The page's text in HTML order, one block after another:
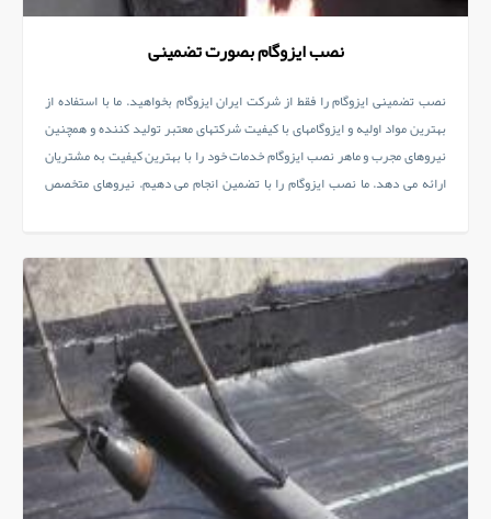
نصب ایزوگام بصورت تضمینی
نصب تضمینی ایزوگام را فقط از شرکت ایران ایزوگام بخواهید. ما با استفاده از
بهترین مواد اولیه و ایزوگامهای با کیفیت شرکتهای معتبر تولید کننده و همچنین
نیروهای مجرب و ماهر نصب ایزوگام خدمات خود را با بهترین کیفیت به مشتریان
ارائه می دهد. ما نصب ایزوگام را با تضمین انجام می دهیم. نیروهای متخصص